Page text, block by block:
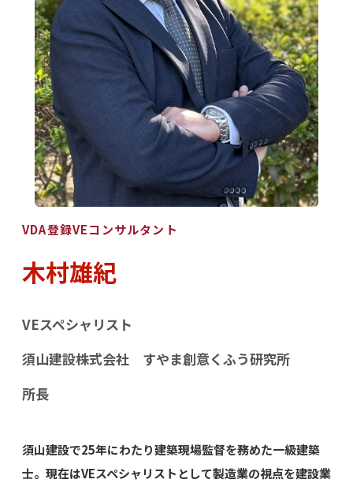
VDA登録VEコンサルタント
木村雄紀
VEスペシャリスト
須山建設株式会社 すやま創意くふう研究所
所長
須山建設で25年にわたり建築現場監督を務めた一級建築
士。現在はVEスペシャリストとして製造業の視点を建設業